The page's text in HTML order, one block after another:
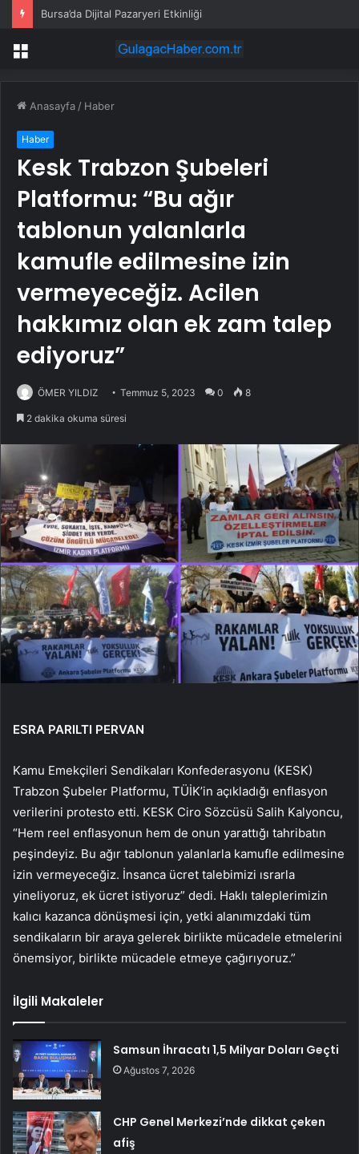
Bursa’da Dijital Pazaryeri Etkinliği
Menü
Anasayfa / Haber
Haber
Kesk Trabzon Şubeleri
Platformu: “Bu ağır
tablonun yalanlarla
kamufle edilmesine izin
vermeyeceğiz. Acilen
hakkımız olan ek zam talep
ediyoruz”
ÖMER YILDIZ Temmuz 5, 2023 0 8
2 dakika okuma süresi
ESRA PARILTI PERVAN
Kamu Emekçileri Sendikaları Konfederasyonu (KESK)
Trabzon Şubeler Platformu, TÜİK’in açıkladığı enflasyon
verilerini protesto etti. KESK Ciro Sözcüsü Salih Kalyoncu,
“Hem reel enflasyonun hem de onun yarattığı tahribatın
peşindeyiz. Bu ağır tablonun yalanlarla kamufle edilmesine
izin vermeyeceğiz. İnsanca ücret talebimizi ısrarla
yineliyoruz, ek ücret istiyoruz” dedi. Haklı taleplerimizin
kalıcı kazanca dönüşmesi için, yetki alanımızdaki tüm
sendikaların bir araya gelerek birlikte mücadele etmelerini
önemsiyor, birlikte mücadele etmeye çağırıyoruz.”
İlgili Makaleler
Samsun İhracatı 1,5 Milyar Doları Geçti
Ağustos 7, 2026
CHP Genel Merkezi’nde dikkat çeken
afiş